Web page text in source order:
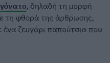
γόνατο, δηλαδή τη μορφή
τη φθορά της άρθρωσης,
ένα ζευγάρι παπούτσια που